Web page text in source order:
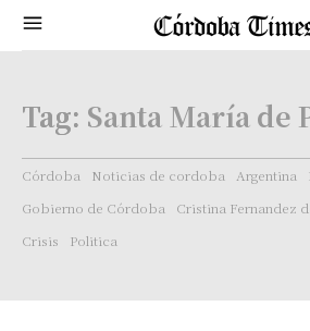
Tag: Santa María de
Córdoba Noticias de cordoba Argentina
Gobierno de Córdoba
Cristina Fernandez
Crisis
Politica